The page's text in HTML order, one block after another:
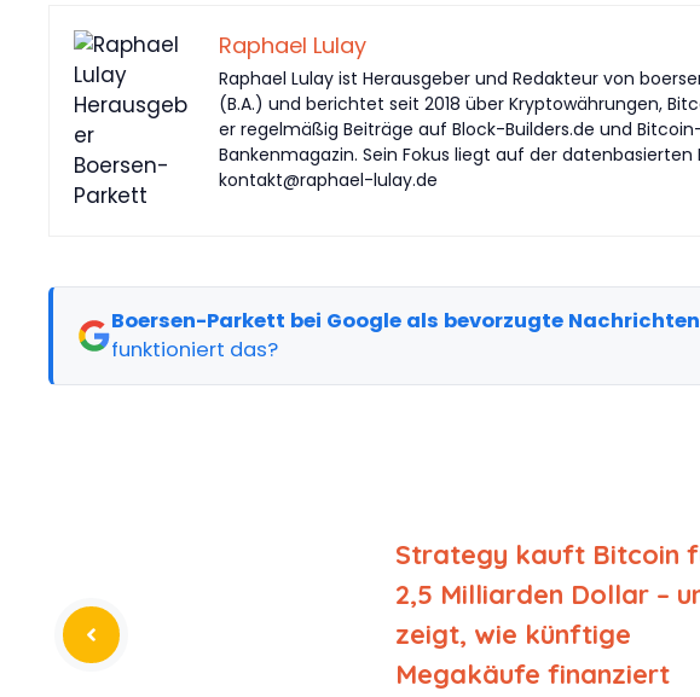
Raphael Lulay
Raphael Lulay ist Herausgeber und Redakteur von
(B.A.) und berichtet seit 2018 über Kryptowährungen,
er regelmäßig Beiträge auf Block-Builders.de und
Bankenmagazin. Sein Fokus liegt auf der
kontakt@raphael-lulay.de
Boersen-Parkett bei Google als bevorzugte
funktioniert das?
Strategy kauft Bitcoin
2,5 Milliarden Dollar –
zeigt, wie künftige
Megakäufe finanziert